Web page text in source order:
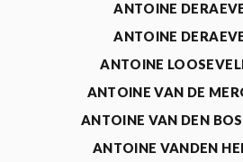
ANTOINE
ANTOINE
ANTOINE
ANTOINE VAN DE
ANTOINE VAN DEN
ANTOINE VANDEN